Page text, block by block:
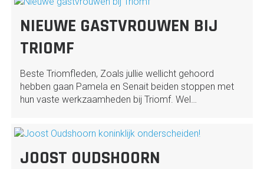
NIEUWE GASTVROUWEN BIJ
TRIOMF
Beste Triomfleden, Zoals jullie wellicht gehoord
hebben gaan Pamela en Senait beiden stoppen met
hun vaste werkzaamheden bij Triomf. Wel…
JOOST OUDSHOORN